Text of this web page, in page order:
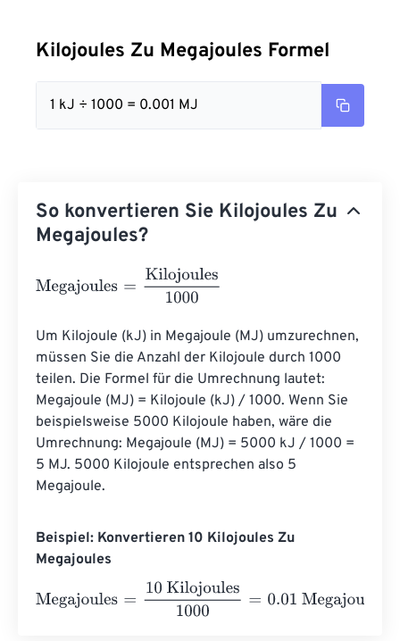
Kilojoules Zu Megajoules Formel
1 kJ ÷ 1000 = 0.001 MJ
So konvertieren Sie Kilojoules Zu
Megajoules?
Megajoules Kilojoules1000
Um Kilojoule (kJ) in Megajoule (MJ) umzurechnen,
müssen Sie die Anzahl der Kilojoule durch 1000
teilen. Die Formel für die Umrechnung lautet:
Megajoule (MJ) = Kilojoule (kJ) / 1000. Wenn Sie
beispielsweise 5000 Kilojoule haben, wäre die
Umrechnung: Megajoule (MJ) = 5000 kJ / 1000 =
5 MJ. 5000 Kilojoule entsprechen also 5
Megajoule.
Beispiel: Konvertieren 10 Kilojoules Zu
Megajoules
Megajoules
10 Kilojoules1000= Megajoules